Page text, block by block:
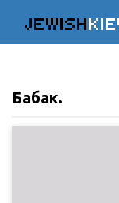
JEWISH
Бабак.